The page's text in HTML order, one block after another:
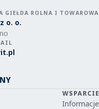
GIEŁDA ROLNA I TOWAROWA
o. o.
WSPARCIE
Informacje